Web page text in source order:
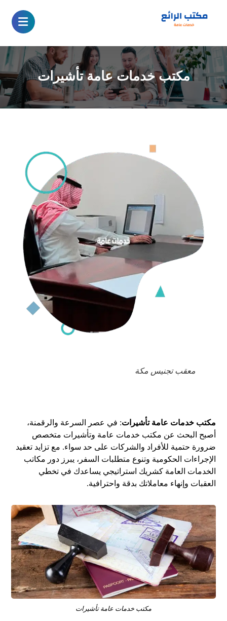
مكتب خدمات عامة تأشيرات
معقب تجنيس مكة
مكتب خدمات عامة تأشيرات: في عصر السرعة والرقمنة،
أصبح البحث عن مكتب خدمات عامة وتأشيرات متخصص
ضرورة حتمية للأفراد والشركات على حد سواء. مع تزايد تعقيد
الإجراءات الحكومية وتنوع متطلبات السفر، يبرز دور مكاتب
الخدمات العامة كشريك استراتيجي يساعدك في تخطي
العقبات وإنهاء معاملاتك بدقة واحترافية.
مكتب خدمات عامة تأشيرات